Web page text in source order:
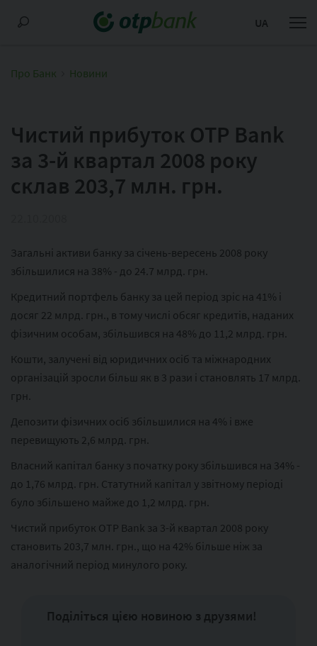
UA
Про Банк Новини
Чистий прибуток OTP Bank
за 3-й квартал 2008 року
склав 203,7 млн. грн.
Загальні активи банку за січень-вересень 2008 року
збільшилися на 38% - до 24.7 млрд. грн.
Кредитний портфель банку за цей період зріс на 41% і
досяг 22 млрд. грн., в тому числі обсяг кредитів, наданих
фізичним особам, збільшився на 48% до 11,2 млрд. грн.
Кошти, залучені від юридичних осіб та міжнародних
організацій зросли більш як в 3 рази і становлять 17 млрд.
грн.
Депозити фізичних осіб збільшилися на 4% і вже
перевищують 2,6 млрд. грн.
Власний капітал банку з початку року збільшився на 34% -
до 1,76 млрд. грн. Статутний капітал у звітному періоді
було збільшено майже до 1,2 млрд. грн.
Чистий прибуток OTP Bank за 3-й квартал 2008 року
становить 203,7 млн. грн., що на 42% більше ніж за
аналогічний період минулого року.
Поділіться цією новиною з друзями!